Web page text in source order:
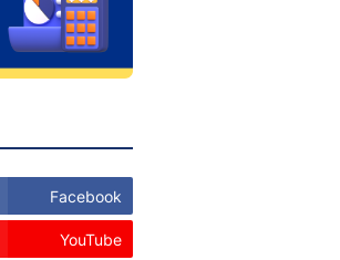
Facebook
YouTube